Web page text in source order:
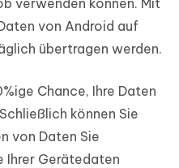
von Android auf
übertragen werden.
Chance, Ihre Daten
können Sie
von Daten Sie
Ihrer Gerätedaten